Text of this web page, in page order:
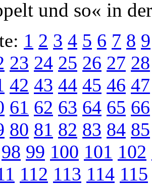
und so« in
1 2 3 4 5 6 7 8 9
23 24 25 26 27 28
42 43 44 45 46 47
61 62 63 64 65 66
80 81 82 83 84 85
98 99 100 101 102
112 113 114 115